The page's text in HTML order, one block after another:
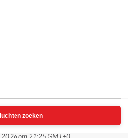
zoeken
2026 om 21:25 GMT+0